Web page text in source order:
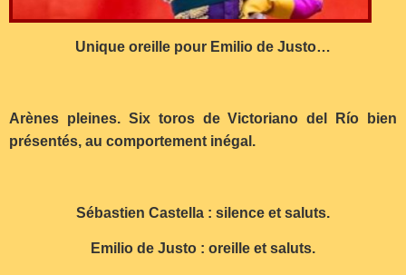
Unique oreille pour Emilio de Justo…
Arènes pleines. Six toros de Victoriano del Río bien
présentés, au comportement inégal.
Sébastien Castella : silence et saluts.
Emilio de Justo : oreille et saluts.